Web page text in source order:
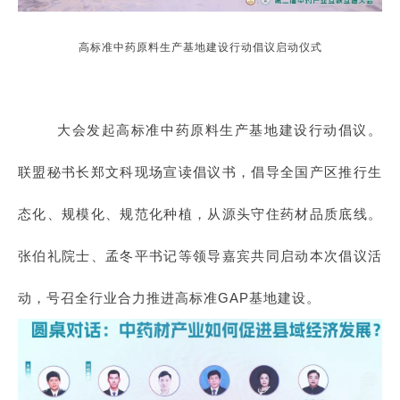
高标准中药原料生产基地建设行动倡议启动仪式
大会发起高标准中药原料生产基地建设行动倡议。
联盟秘书长郑文科现场宣读倡议书，倡导全国产区推行生
态化、规模化、规范化种植，从源头守住药材品质底线。
张伯礼院士、孟冬平书记等领导嘉宾共同启动本次倡议活
动，号召全行业合力推进高标准GAP基地建设。